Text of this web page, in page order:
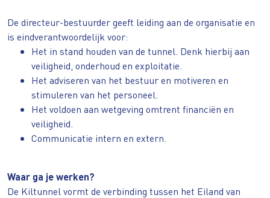
De directeur-bestuurder geeft leiding aan de organisatie en
is eindverantwoordelijk voor:
Het in stand houden van de tunnel. Denk hierbij aan
veiligheid, onderhoud en exploitatie.
Het adviseren van het bestuur en motiveren en
stimuleren van het personeel.
Het voldoen aan wetgeving omtrent financiën en
veiligheid.
Communicatie intern en extern.
Waar ga je werken?
De Kiltunnel vormt de verbinding tussen het Eiland van